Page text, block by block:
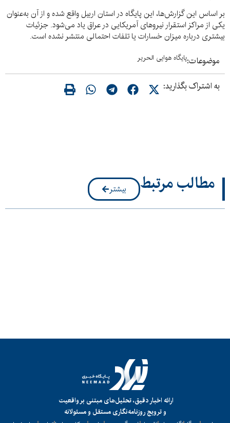
بر اساس این گزارش‌ها، این پایگاه در استان اربیل واقع شده و از آن به‌عنوان
یکی از مراکز استقرار نیروهای آمریکایی در عراق یاد می‌شود. جزئیات
بیشتری درباره میزان خسارات یا تلفات احتمالی منتشر نشده است.
موضوعات:پایگاه هوایی الحریر
به اشتراک بگذارید:
مطالب مرتبط بیشتر
ارائه اخبار دقیق، تحلیل‌های مبتنی بر واقعیت
و ترویج روزنامه‌نگاری مستقل و مسئولانه